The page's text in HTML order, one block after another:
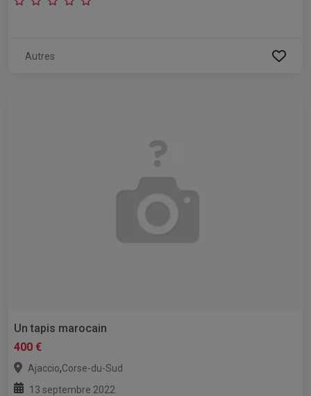
Autres
Un tapis marocain
400 €
Ajaccio,Corse-du-Sud
13 septembre 2022